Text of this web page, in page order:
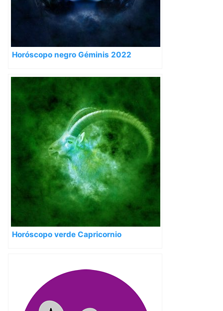
Horóscopo negro Géminis 2022
Horóscopo verde Capricornio